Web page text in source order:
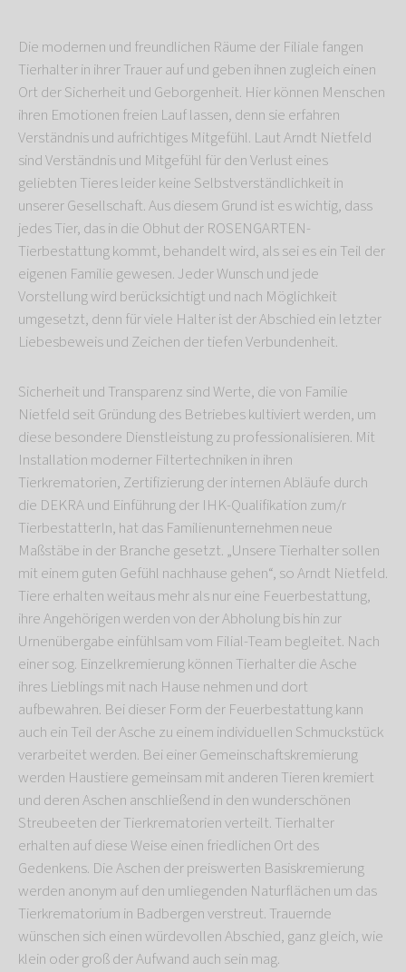
Die modernen und freundlichen Räume der Filiale fangen
Tierhalter in ihrer Trauer auf und geben ihnen zugleich einen
Ort der Sicherheit und Geborgenheit. Hier können Menschen
ihren Emotionen freien Lauf lassen, denn sie erfahren
Verständnis und aufrichtiges Mitgefühl. Laut Arndt Nietfeld
sind Verständnis und Mitgefühl für den Verlust eines
geliebten Tieres leider keine Selbstverständlichkeit in
unserer Gesellschaft. Aus diesem Grund ist es wichtig, dass
jedes Tier, das in die Obhut der ROSENGARTEN-
Tierbestattung kommt, behandelt wird, als sei es ein Teil der
eigenen Familie gewesen. Jeder Wunsch und jede
Vorstellung wird berücksichtigt und nach Möglichkeit
umgesetzt, denn für viele Halter ist der Abschied ein letzter
Liebesbeweis und Zeichen der tiefen Verbundenheit.
Sicherheit und Transparenz sind Werte, die von Familie
Nietfeld seit Gründung des Betriebes kultiviert werden, um
diese besondere Dienstleistung zu professionalisieren. Mit
Installation moderner Filtertechniken in ihren
Tierkrematorien, Zertifizierung der internen Abläufe durch
die DEKRA und Einführung der IHK-Qualifikation zum/r
TierbestatterIn, hat das Familienunternehmen neue
Maßstäbe in der Branche gesetzt. „Unsere Tierhalter sollen
mit einem guten Gefühl nachhause gehen“, so Arndt Nietfeld.
Tiere erhalten weitaus mehr als nur eine Feuerbestattung,
ihre Angehörigen werden von der Abholung bis hin zur
Urnenübergabe einfühlsam vom Filial-Team begleitet. Nach
einer sog. Einzelkremierung können Tierhalter die Asche
ihres Lieblings mit nach Hause nehmen und dort
aufbewahren. Bei dieser Form der Feuerbestattung kann
auch ein Teil der Asche zu einem individuellen Schmuckstück
verarbeitet werden. Bei einer Gemeinschaftskremierung
werden Haustiere gemeinsam mit anderen Tieren kremiert
und deren Aschen anschließend in den wunderschönen
Streubeeten der Tierkrematorien verteilt. Tierhalter
erhalten auf diese Weise einen friedlichen Ort des
Gedenkens. Die Aschen der preiswerten Basiskremierung
werden anonym auf den umliegenden Naturflächen um das
Tierkrematorium in Badbergen verstreut. Trauernde
wünschen sich einen würdevollen Abschied, ganz gleich, wie
klein oder groß der Aufwand auch sein mag.